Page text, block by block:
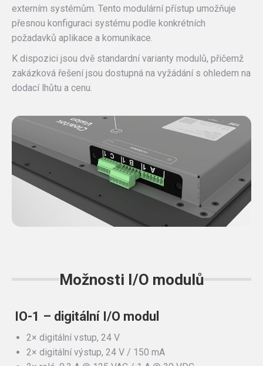
externím systémům. Tento modulární přístup umožňuje
přesnou konfiguraci systému podle konkrétních
požadavků aplikace a komunikace.
K dispozici jsou dvě standardní varianty modulů, přičemž
zakázková řešení jsou dostupná na vyžádání s ohledem na
dodací lhůtu a cenu.
Možnosti I/O modulů
IO-1 – digitální I/O modul
2× digitální vstup, 24 V
2× digitální výstup, 24 V / 150 mA